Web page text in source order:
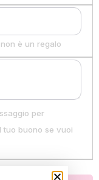
è un regalo
per
tuo buono se vuoi